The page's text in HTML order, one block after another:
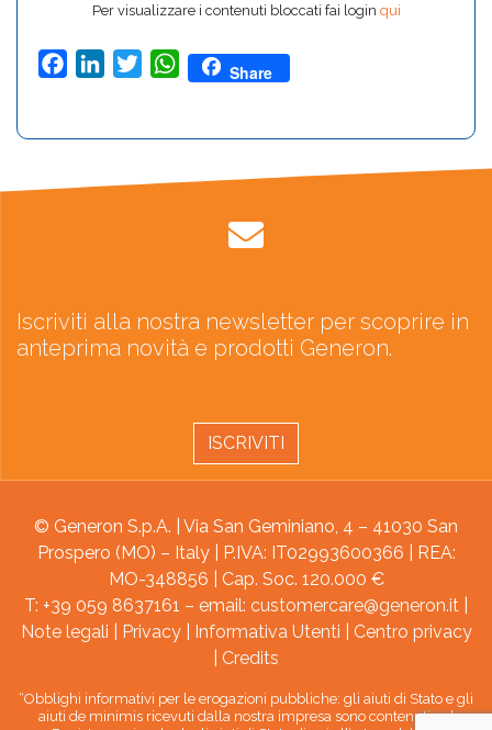
Per visualizzare i contenuti bloccati fai login qui
FacebookLinkedInTwitterWhatsApp
Share
Iscriviti alla nostra newsletter per scoprire in
anteprima novità e prodotti Generon.
ISCRIVITI
© Generon S.p.A. | Via San Geminiano, 4 – 41030 San
Prospero (MO) – Italy | P.IVA: IT02993600366 | REA:
MO-348856 | Cap. Soc. 120.000 €
T: +39 059 8637161 – email: customercare@generon.it
Note legali
Privacy| Informativa Utenti
Centro privacy
Credits
“Obblighi informativi per le erogazioni pubbliche: gli aiuti di Stato e gli
aiuti de minimis ricevuti dalla nostra impresa sono contenuti nel